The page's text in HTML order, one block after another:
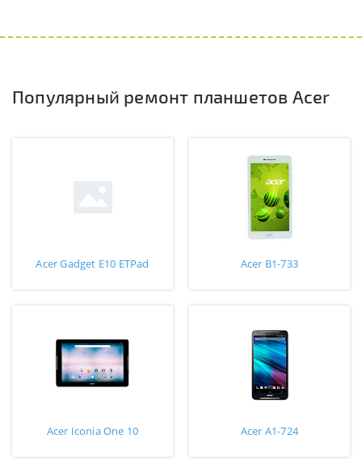
Популярный ремонт планшетов Acer
Acer Gadget E10 ETPad Acer B1-733
Acer Iconia One 10 Acer A1-724